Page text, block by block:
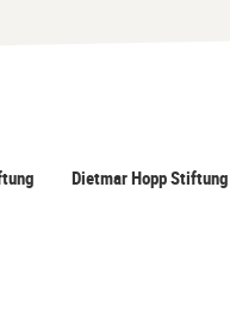
Dietmar Hopp Stiftung